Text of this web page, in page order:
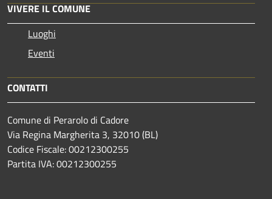
VIVERE IL COMUNE
Luoghi
Eventi
CONTATTI
Comune di Perarolo di Cadore
Via Regina Margherita 3, 32010 (BL)
Codice Fiscale: 00212300255
Partita IVA: 00212300255